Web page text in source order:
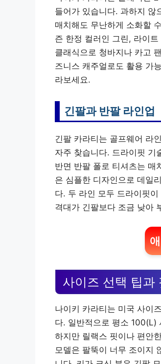
들어가 있습니다. 과하지 않
매치해도 무난하게 소화할
즌 한정 컬러인 그린, 라이
클래식으로 청바지나 카고
즈니스 캐주얼로도 활용 가
라보세요.
긴팔과 반팔 라인업
긴팔 카라티는 골프웨어 라
자주 찾습니다. 드라이핏 기
반면 반팔 폴로 티셔츠는
은 심플한 디자인으로 데일
다. 두 라인 모두 드라이핏
격대가 긴팔보다 조금 낮아
사이즈 선택 팁과
나이키 카라티는 미국 사이
다. 일반적으로 평소 100(L)
하지만 릴랙스 핏이나 편안
모델은 팔뚝이 너무 조이지